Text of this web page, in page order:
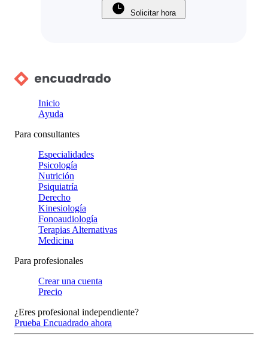
Solicitar hora
Inicio
Ayuda
Para consultantes
Especialidades
Psicología
Nutrición
Psiquiatría
Derecho
Kinesiología
Fonoaudiología
Terapias Alternativas
Medicina
Para profesionales
Crear una cuenta
Precio
¿Eres profesional independiente?
Prueba Encuadrado ahora